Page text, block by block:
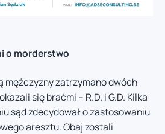
o morderstwo
mężczyzny zatrzymano dwóch
się braćmi – R.D. i G.D. Kilka
sąd zdecydował o zastosowaniu
aresztu. Obaj zostali